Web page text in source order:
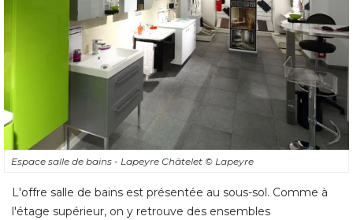
Espace salle de bains - Lapeyre Châtelet © Lapeyre
L'offre salle de bains est présentée au sous-sol. Comme à
l'étage supérieur, on y retrouve des ensembles